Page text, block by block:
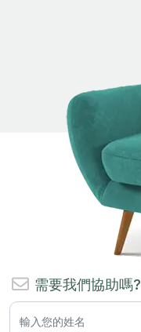
需要我們協助嗎?